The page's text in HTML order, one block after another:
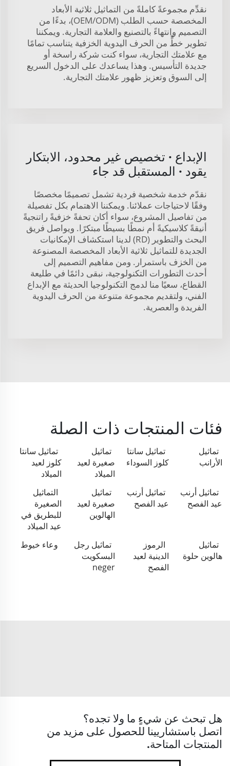
نقدِّم مجموعةً كاملةً من التماثيل ثلاثية الأبعاد
المخصصة حسب الطلب (OEM/ODM)، بدءًا من
التصميم وانتهاءً بالتصنيع والعلامة التجارية. ويمكننا
تطوير خطٍّ من الحرف اليدوية الخزفية يتناسب تمامًا
مع علامتك التجارية، سواء كنت شركة راسخة أو
جديدة التأسيس. وهذا يساعدك على الدخول السريع
إلى السوق وتعزيز ظهور علامتك التجارية.
الإبداع · تخصيص غير محدود، الابتكار
يقود · المستقبل قد جاء
نقدّم خدمة شخصية فردية تشمل تصميمًا مخصصًا
وفقًا لاحتياجات عملائنا. ويمكننا الاهتمام بكل تفصيلة
من تفاصيل المشروع، سواء أكان تحفةً خزفيةً راتنجيةً
أنيقةً كلاسيكيةً أم نمطًا بسيطًا مبتكرًا. ويواصل فريق
البحث والتطوير (RD) لدينا استكشاف الإمكانيات
الجديدة للتماثيل ثلاثية الأبعاد المخصصة المصنوعة
من الخزف باستمرار. ومن مفاهيم التصميم إلى
أحدث التطورات التكنولوجية، نبقى دائمًا في طليعة
القطاع، سعيًا منا لدمج التكنولوجيا الحديثة مع الإبداع
الفني، ولتقديم مجموعة متنوعة من الحرف اليدوية
الفريدة والعصرية.
فئات المنتجات ذات الصلة
تماثيل
الأرانب
تماثيل سانتا
كلوز السوداء
تماثيل
صغيرة لعيد
الميلاد
تماثيل سانتا
كلوز لعيد
الميلاد
تماثيل أرنب
عيد الفصح
تماثيل أرنب
عيد الفصح
تماثيل
صغيرة لعيد
الهالوين
التماثيل
الصغيرة
للبطريق في
عيد الميلاد
تماثيل
هالوين حلوة
الرموز
الدينية لعيد
الفصح
تماثيل رجل
البسكويت
neger
وعاء خيوط
هل تبحث عن شيءٍ ما ولا تجده؟
اتصل باستشاريينا للحصول على مزيد من
المنتجات المتاحة.